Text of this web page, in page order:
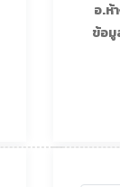
อ.ห้
ข้อมู